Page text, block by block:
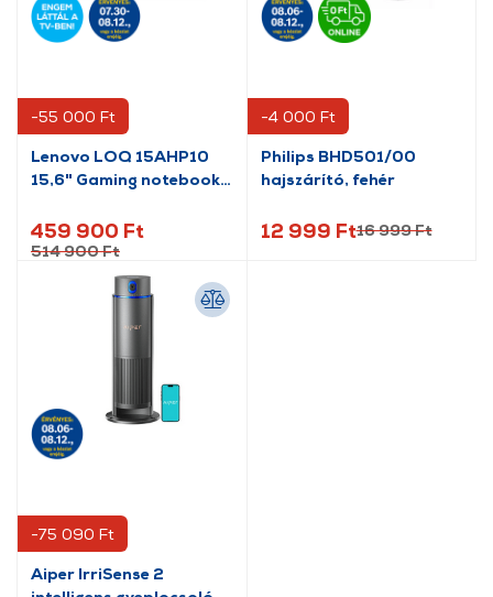
-55 000 Ft
Lenovo LOQ 15AHP10
15,6" Gaming notebook
459 900 Ft
514 900 Ft
-4 000 Ft
Philips BHD501/00
hajszárító, fehér
12 999 Ft16 999 Ft
-75 090 Ft
Aiper IrriSense 2